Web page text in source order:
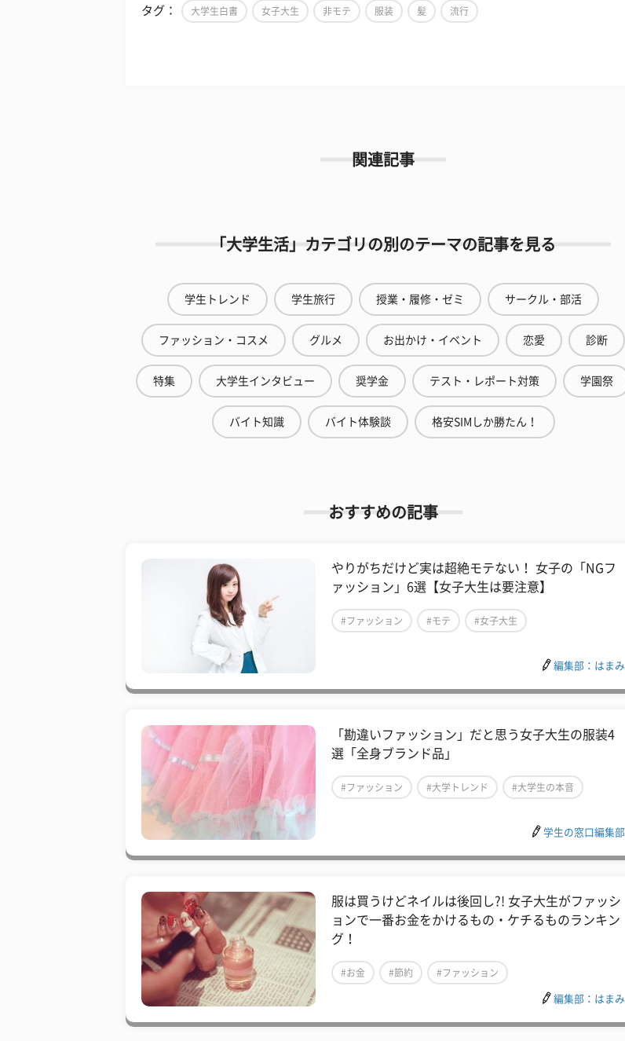
タグ： 大学生白書 女子大生 非モテ 服装 髪 流行
関連記事
「大学生活」カテゴリの別のテーマの記事を見る
学生トレンド 学生旅行 授業・履修・ゼミ サークル・部活
ファッション・コスメ グルメ お出かけ・イベント 恋愛 診断
特集 大学生インタビュー 奨学金 テスト・レポート対策 学園祭
バイト知識 バイト体験談 格安SIMしか勝たん！
おすすめの記事
やりがちだけど実は超絶モテない！ 女子の「NGフ
ァッション」6選【女子大生は要注意】
#ファッション #モテ #女子大生
編集部：はまみ
​「勘違いファッション」だと思う女子大生の服装4
選「全身ブランド品」
#ファッション #大学トレンド #大学生の本音
学生の窓口編集部
服は買うけどネイルは後回し?! 女子大生がファッシ
ョンで一番お金をかけるもの・ケチるものランキン
グ！
#お金 #節約 #ファッション
編集部：はまみ